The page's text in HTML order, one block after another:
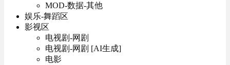
MOD-数据-其他
娱乐-舞蹈区
影视区
电视剧-网剧
电视剧-网剧 [AI生成]
电影